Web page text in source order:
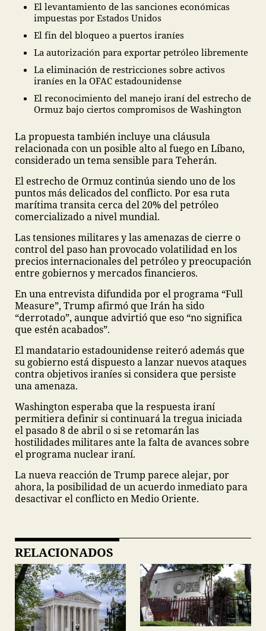
El levantamiento de las sanciones económicas
impuestas por Estados Unidos
El fin del bloqueo a puertos iraníes
La autorización para exportar petróleo libremente
La eliminación de restricciones sobre activos
iraníes en la OFAC estadounidense
El reconocimiento del manejo iraní del estrecho de
Ormuz bajo ciertos compromisos de Washington
La propuesta también incluye una cláusula
relacionada con un posible alto al fuego en Líbano,
considerado un tema sensible para Teherán.
El estrecho de Ormuz continúa siendo uno de los
puntos más delicados del conflicto. Por esa ruta
marítima transita cerca del 20% del petróleo
comercializado a nivel mundial.
Las tensiones militares y las amenazas de cierre o
control del paso han provocado volatilidad en los
precios internacionales del petróleo y preocupación
entre gobiernos y mercados financieros.
En una entrevista difundida por el programa “Full
Measure”, Trump afirmó que Irán ha sido
“derrotado”, aunque advirtió que eso “no significa
que estén acabados”.
El mandatario estadounidense reiteró además que
su gobierno está dispuesto a lanzar nuevos ataques
contra objetivos iraníes si considera que persiste
una amenaza.
Washington esperaba que la respuesta iraní
permitiera definir si continuará la tregua iniciada
el pasado 8 de abril o si se retomarán las
hostilidades militares ante la falta de avances sobre
el programa nuclear iraní.
La nueva reacción de Trump parece alejar, por
ahora, la posibilidad de un acuerdo inmediato para
desactivar el conflicto en Medio Oriente.
RELACIONADOS